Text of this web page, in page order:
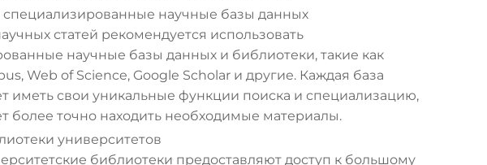
специализированные научные базы данных
статей рекомендуется использовать
научные базы данных и библиотеки, такие как
Web of Science, Google Scholar и другие. Каждая база
иметь свои уникальные функции поиска и специализацию,
более точно находить необходимые материалы.
университетов
библиотеки предоставляют доступ к большому